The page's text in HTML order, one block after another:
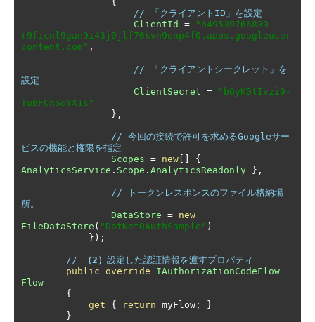
// 「クライアントID」を設定
ClientId
=
"649539766830-
r9ficnl9gan9i43j0jlf76kvn9enp4f0.apps.googleuser
content.com" ,
// 「クライアントシークレット」を
設定
ClientSecret =
"bQyK0tIvzi9-
TuBFCnSoYX1s"
},
// 今回の接続で許可を求めるGoogleサー
ビスの機能と権限を指定
Scopes = new []
{
AnalyticsService . Scope . AnalyticsReadonly },
// トークンレスポンスのファイル格納場
所。
DataStore = new
FileDataStore ( "DotNetOAuthSample" )
});
// （2） 設定した認証情報を渡すプロパティ
public
override
IAuthorizationCodeFlow
Flow
{
get
{ return myFlow ;
}
}